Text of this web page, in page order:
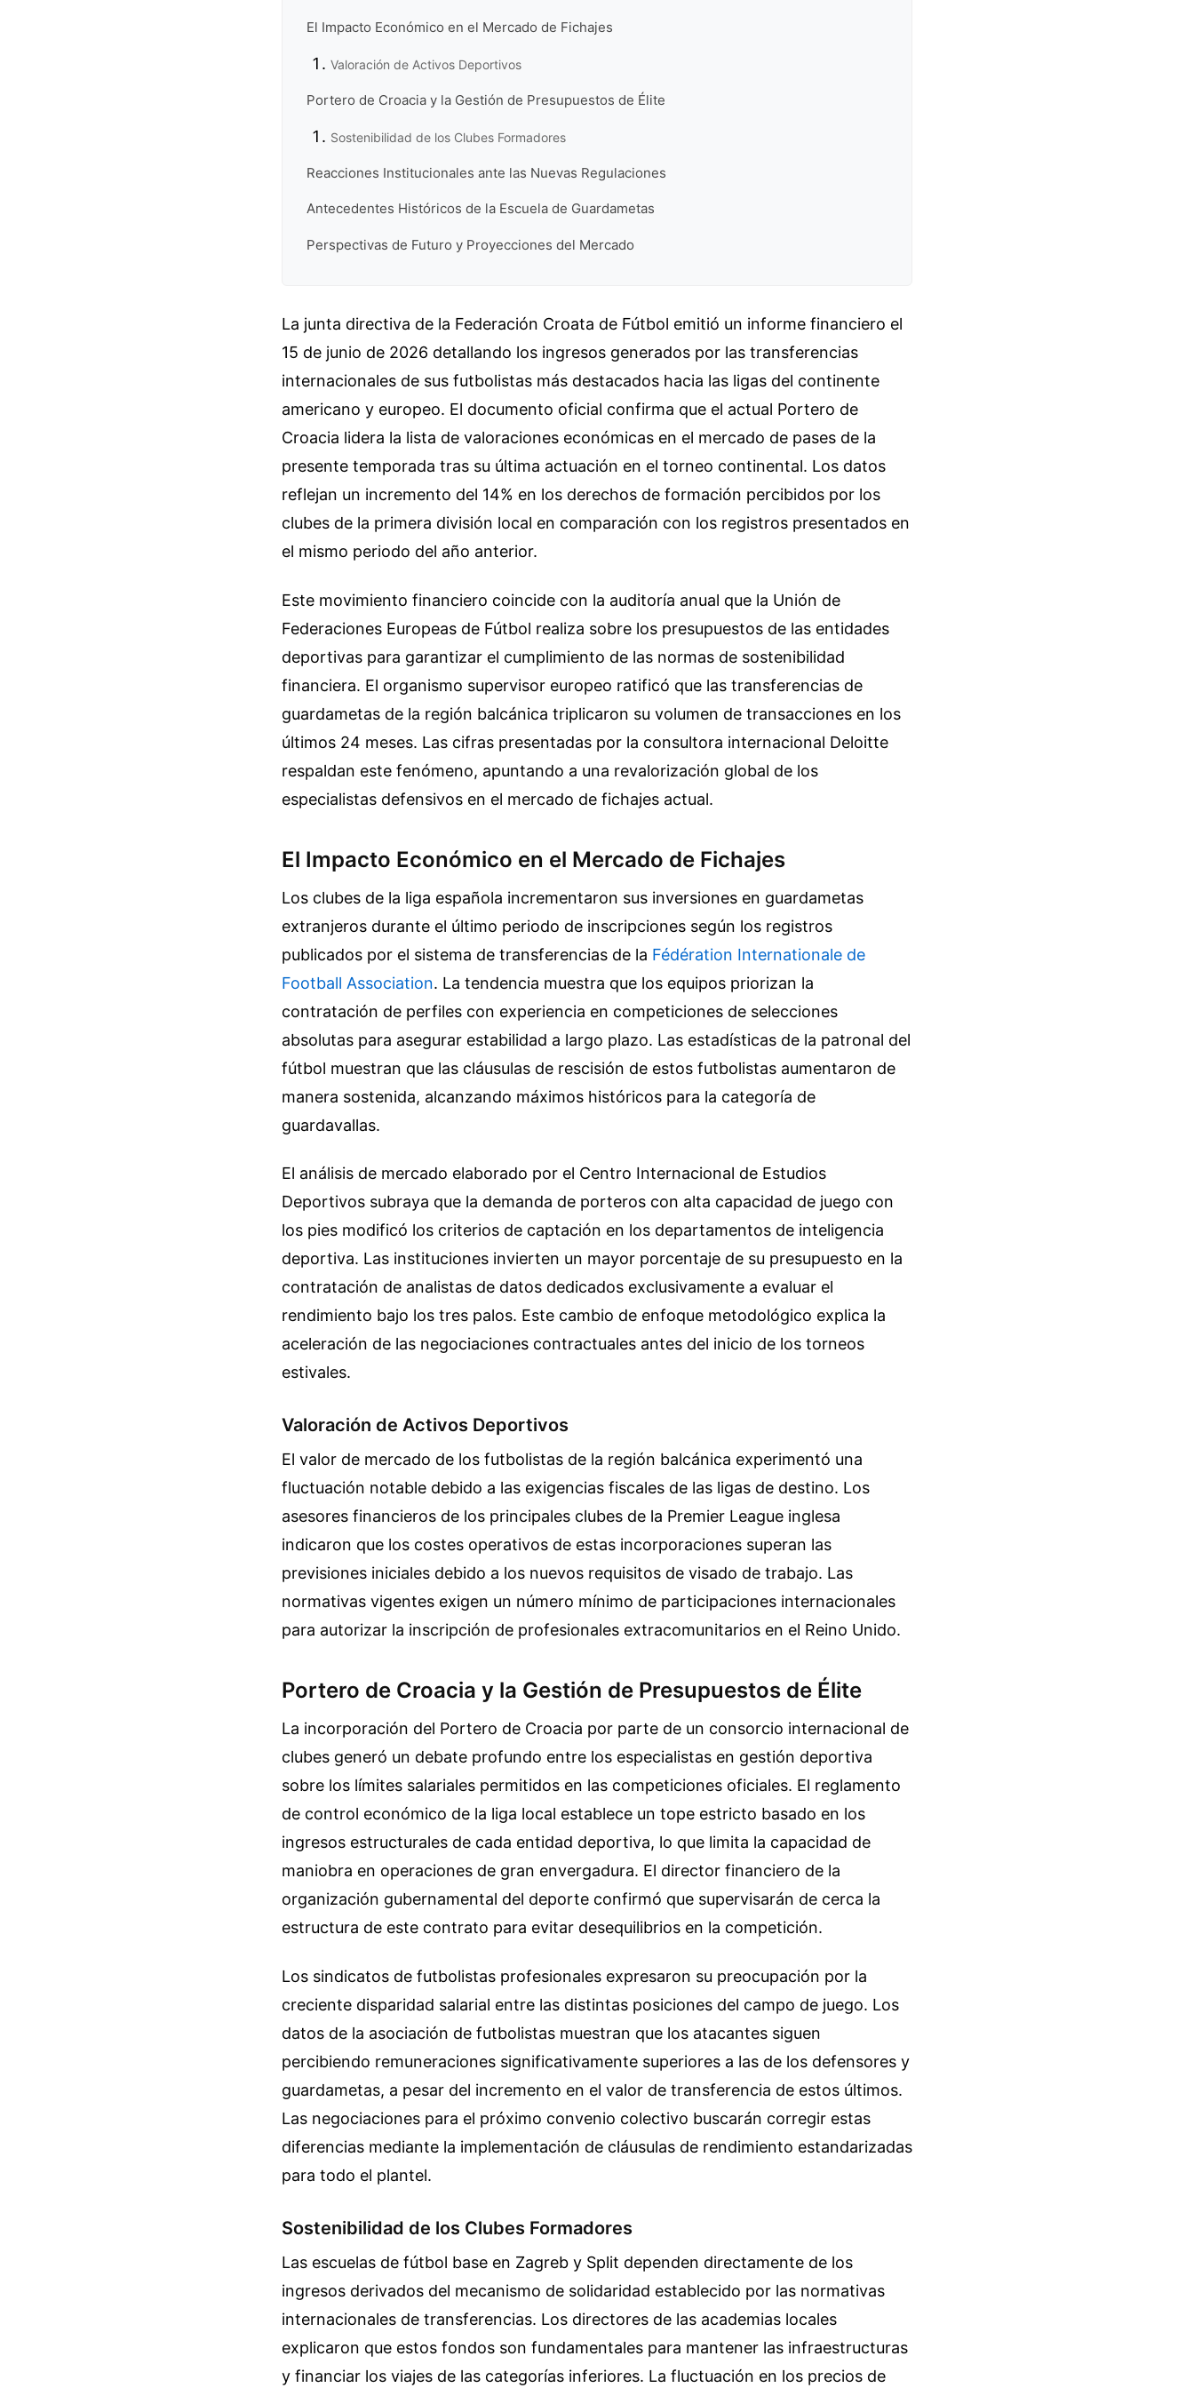
El Impacto Económico en el Mercado de Fichajes
Valoración de Activos Deportivos
Portero de Croacia y la Gestión de Presupuestos de Élite
Sostenibilidad de los Clubes Formadores
Reacciones Institucionales ante las Nuevas Regulaciones
Antecedentes Históricos de la Escuela de Guardametas
Perspectivas de Futuro y Proyecciones del Mercado
La junta directiva de la Federación Croata de Fútbol emitió un informe financiero el
15 de junio de 2026 detallando los ingresos generados por las transferencias
internacionales de sus futbolistas más destacados hacia las ligas del continente
americano y europeo. El documento oficial confirma que el actual Portero de
Croacia lidera la lista de valoraciones económicas en el mercado de pases de la
presente temporada tras su última actuación en el torneo continental. Los datos
reflejan un incremento del 14% en los derechos de formación percibidos por los
clubes de la primera división local en comparación con los registros presentados en
el mismo periodo del año anterior.
Este movimiento financiero coincide con la auditoría anual que la Unión de
Federaciones Europeas de Fútbol realiza sobre los presupuestos de las entidades
deportivas para garantizar el cumplimiento de las normas de sostenibilidad
financiera. El organismo supervisor europeo ratificó que las transferencias de
guardametas de la región balcánica triplicaron su volumen de transacciones en los
últimos 24 meses. Las cifras presentadas por la consultora internacional Deloitte
respaldan este fenómeno, apuntando a una revalorización global de los
especialistas defensivos en el mercado de fichajes actual.
El Impacto Económico en el Mercado de Fichajes
Los clubes de la liga española incrementaron sus inversiones en guardametas
extranjeros durante el último periodo de inscripciones según los registros
publicados por el sistema de transferencias de la Fédération Internationale de
Football Association. La tendencia muestra que los equipos priorizan la
contratación de perfiles con experiencia en competiciones de selecciones
absolutas para asegurar estabilidad a largo plazo. Las estadísticas de la patronal del
fútbol muestran que las cláusulas de rescisión de estos futbolistas aumentaron de
manera sostenida, alcanzando máximos históricos para la categoría de
guardavallas.
El análisis de mercado elaborado por el Centro Internacional de Estudios
Deportivos subraya que la demanda de porteros con alta capacidad de juego con
los pies modificó los criterios de captación en los departamentos de inteligencia
deportiva. Las instituciones invierten un mayor porcentaje de su presupuesto en la
contratación de analistas de datos dedicados exclusivamente a evaluar el
rendimiento bajo los tres palos. Este cambio de enfoque metodológico explica la
aceleración de las negociaciones contractuales antes del inicio de los torneos
estivales.
Valoración de Activos Deportivos
El valor de mercado de los futbolistas de la región balcánica experimentó una
fluctuación notable debido a las exigencias fiscales de las ligas de destino. Los
asesores financieros de los principales clubes de la Premier League inglesa
indicaron que los costes operativos de estas incorporaciones superan las
previsiones iniciales debido a los nuevos requisitos de visado de trabajo. Las
normativas vigentes exigen un número mínimo de participaciones internacionales
para autorizar la inscripción de profesionales extracomunitarios en el Reino Unido.
Portero de Croacia y la Gestión de Presupuestos de Élite
La incorporación del Portero de Croacia por parte de un consorcio internacional de
clubes generó un debate profundo entre los especialistas en gestión deportiva
sobre los límites salariales permitidos en las competiciones oficiales. El reglamento
de control económico de la liga local establece un tope estricto basado en los
ingresos estructurales de cada entidad deportiva, lo que limita la capacidad de
maniobra en operaciones de gran envergadura. El director financiero de la
organización gubernamental del deporte confirmó que supervisarán de cerca la
estructura de este contrato para evitar desequilibrios en la competición.
Los sindicatos de futbolistas profesionales expresaron su preocupación por la
creciente disparidad salarial entre las distintas posiciones del campo de juego. Los
datos de la asociación de futbolistas muestran que los atacantes siguen
percibiendo remuneraciones significativamente superiores a las de los defensores y
guardametas, a pesar del incremento en el valor de transferencia de estos últimos.
Las negociaciones para el próximo convenio colectivo buscarán corregir estas
diferencias mediante la implementación de cláusulas de rendimiento estandarizadas
para todo el plantel.
Sostenibilidad de los Clubes Formadores
Las escuelas de fútbol base en Zagreb y Split dependen directamente de los
ingresos derivados del mecanismo de solidaridad establecido por las normativas
internacionales de transferencias. Los directores de las academias locales
explicaron que estos fondos son fundamentales para mantener las infraestructuras
y financiar los viajes de las categorías inferiores. La fluctuación en los precios de